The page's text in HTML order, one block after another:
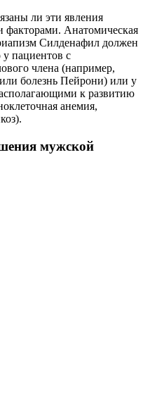
ли эти явления
Анатомическая
Силденафил должен
у пациентов с
члена (например,
болезнь Пейрони) или у
к развитию
анемия,
мужской